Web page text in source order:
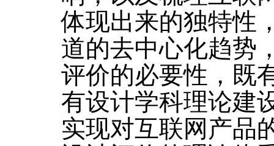
体现出来的独特性
道的去中心化趋势
评价的必要性，既
有设计学科理论建
实现对互联网产品